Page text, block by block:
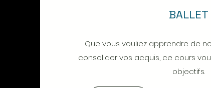
BALLET
Que vous vouliez apprendre de
consolider vos acquis, ce cours
objectifs.